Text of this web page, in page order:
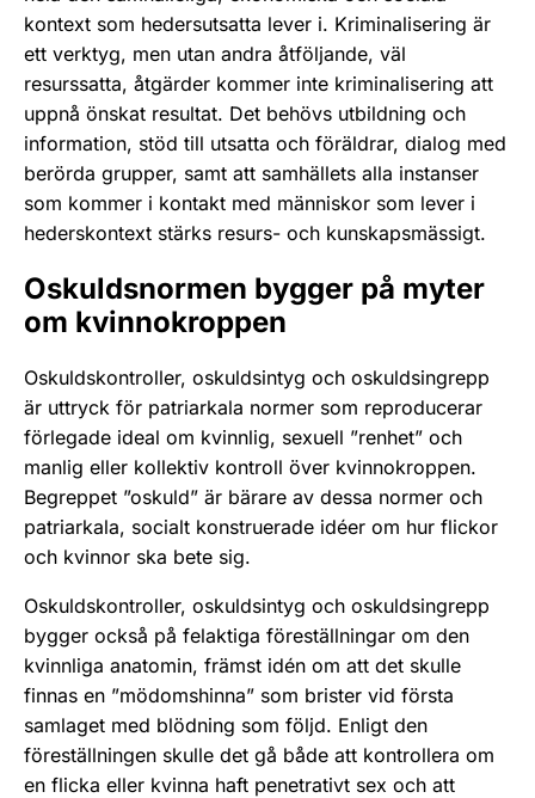
kontext som hedersutsatta lever i. Kriminalisering är
ett verktyg, men utan andra åtföljande, väl
resurssatta, åtgärder kommer inte kriminalisering att
uppnå önskat resultat. Det behövs utbildning och
information, stöd till utsatta och föräldrar, dialog med
berörda grupper, samt att samhällets alla instanser
som kommer i kontakt med människor som lever i
hederskontext stärks resurs- och kunskapsmässigt.
Oskuldsnormen bygger på myter
om kvinnokroppen
Oskuldskontroller, oskuldsintyg och oskuldsingrepp
är uttryck för patriarkala normer som reproducerar
förlegade ideal om kvinnlig, sexuell ”renhet” och
manlig eller kollektiv kontroll över kvinnokroppen.
Begreppet ”oskuld” är bärare av dessa normer och
patriarkala, socialt konstruerade idéer om hur flickor
och kvinnor ska bete sig.
Oskuldskontroller, oskuldsintyg och oskuldsingrepp
bygger också på felaktiga föreställningar om den
kvinnliga anatomin, främst idén om att det skulle
finnas en ”mödomshinna” som brister vid första
samlaget med blödning som följd. Enligt den
föreställningen skulle det gå både att kontrollera om
en flicka eller kvinna haft penetrativt sex och att